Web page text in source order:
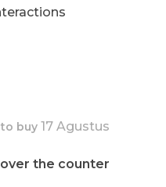
buy 17 Agustus
the counter